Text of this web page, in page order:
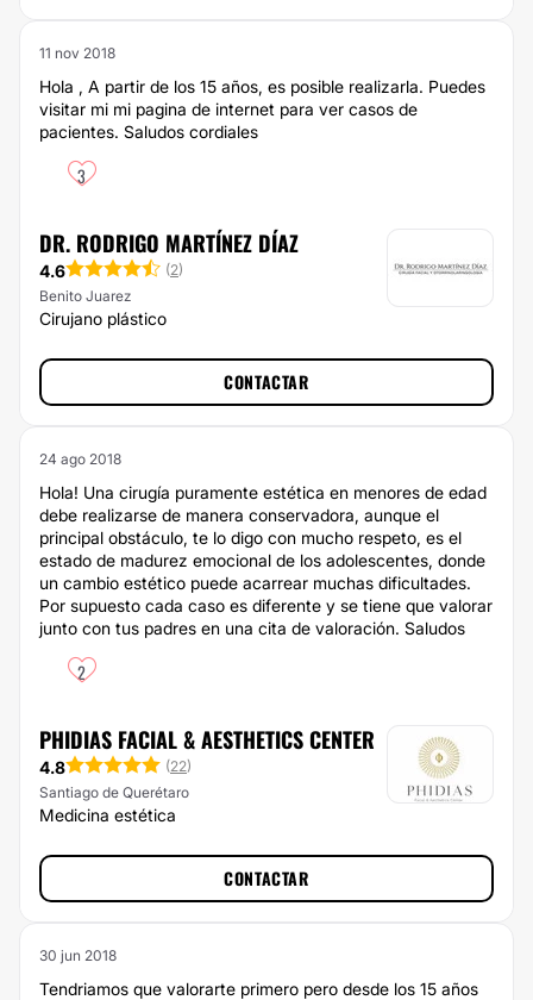
11 nov 2018
Hola , A partir de los 15 años, es posible realizarla. Puedes
visitar mi mi pagina de internet para ver casos de
pacientes. Saludos cordiales
3
DR. RODRIGO MARTÍNEZ DÍAZ
4.6 (2)
Benito Juarez
Cirujano plástico
CONTACTAR
24 ago 2018
Hola! Una cirugía puramente estética en menores de edad
debe realizarse de manera conservadora, aunque el
principal obstáculo, te lo digo con mucho respeto, es el
estado de madurez emocional de los adolescentes, donde
un cambio estético puede acarrear muchas dificultades.
Por supuesto cada caso es diferente y se tiene que valorar
junto con tus padres en una cita de valoración. Saludos
2
PHIDIAS FACIAL & AESTHETICS CENTER
4.8 (22)
Santiago de Querétaro
Medicina estética
CONTACTAR
30 jun 2018
Tendriamos que valorarte primero pero desde los 15 años